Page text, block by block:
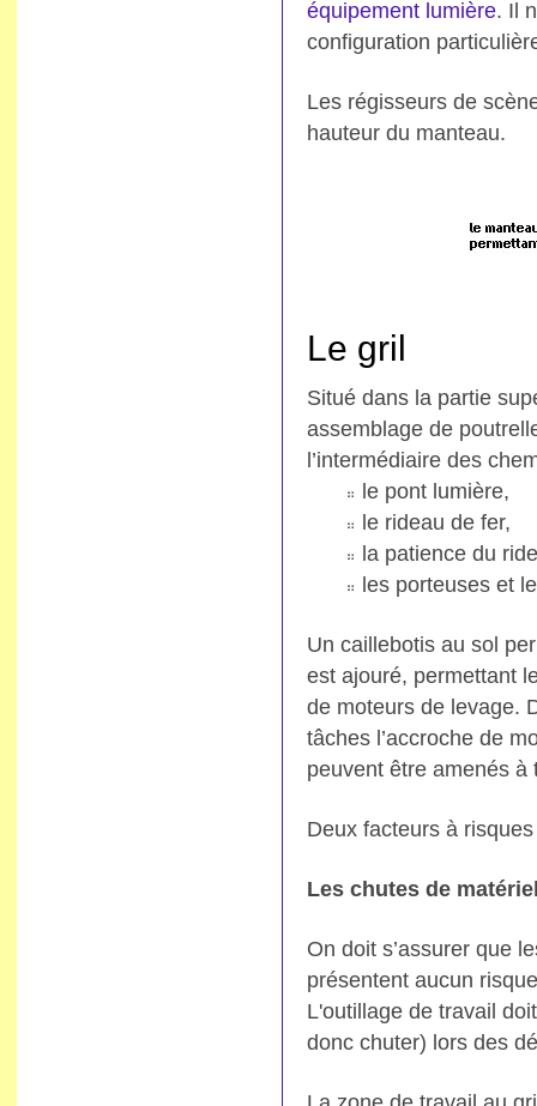
équipement lumière. Il
configuration
Les régisseurs de
hauteur du manteau.
Le gril
Situé dans la partie
assemblage de
l’intermédiaire des
le pont lumière,
le rideau de fer,
la patience du
les porteuses et
Un caillebotis au sol
est ajouré, permettant
de moteurs de levage.
tâches l’accroche de
peuvent être amenés à
Deux facteurs à
Les chutes de
On doit s’assurer que
présentent aucun
L'outillage de travail
donc chuter) lors des